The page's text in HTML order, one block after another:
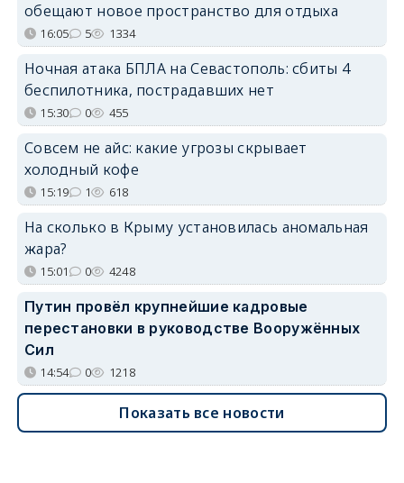
обещают новое пространство для отдыха
16:05 5 1334
Ночная атака БПЛА на Севастополь: сбиты 4
беспилотника, пострадавших нет
15:30 0 455
Совсем не айс: какие угрозы скрывает
холодный кофе
15:19 1 618
На сколько в Крыму установилась аномальная
жара?
15:01 0 4248
Путин провёл крупнейшие кадровые
перестановки в руководстве Вооружённых
Сил
14:54 0 1218
Показать все новости